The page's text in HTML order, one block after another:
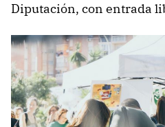
Diputación, con entrada